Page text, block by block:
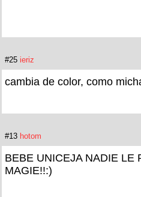
#25 ieriz
cambia de color, como
#13 hotom
BEBE UNICEJA NADIE LE
MAGIE!!:)